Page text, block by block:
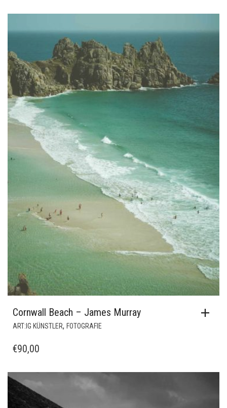
Cornwall Beach – James Murray
ART:IG KÜNSTLER, FOTOGRAFIE
€90,00